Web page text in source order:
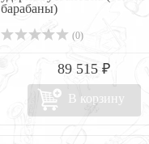
барабаны)
(0)
89 515 ₽
В корзину